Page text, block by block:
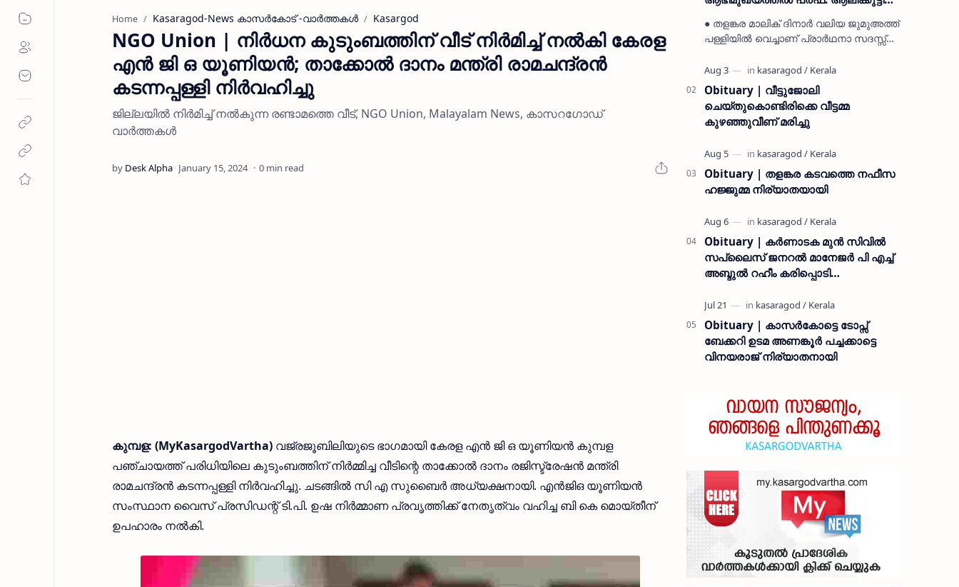
Home Kasaragod-News കാസർകോട് -വാർത്തകൾ Kasargod
NGO Union | നിർധന കുടുംബത്തിന് വീട് നിർമിച്ച് നൽകി കേരള
എൻ ജി ഒ യൂണിയൻ; താക്കോൽ ദാനം മന്ത്രി രാമചന്ദ്രൻ
കടന്നപ്പള്ളി നിർവഹിച്ചു
ജില്ലയിൽ നിർമിച്ച് നൽകുന്ന രണ്ടാമത്തെ വീട്, NGO Union, Malayalam News, കാസറഗോഡ്
വാർത്തകൾ
0 min read
കുമ്പള: (MyKasargodVartha) വജ്രജൂബിലിയുടെ ഭാഗമായി കേരള എൻ ജി ഒ യൂണിയൻ കുമ്പള
പഞ്ചായത്ത് പരിധിയിലെ കുടുംബത്തിന് നിർമ്മിച്ച വീടിന്റെ താക്കോൽ ദാനം രജിസ്ട്രേഷൻ മന്ത്രി
രാമചന്ദ്രൻ കടന്നപ്പള്ളി നിർവഹിച്ചു. ചടങ്ങിൽ സി എ സുബൈർ അധ്യക്ഷനായി. എൻജിഒ യൂണിയൻ
സംസ്ഥാന വൈസ് പ്രസിഡന്റ് ടി.പി. ഉഷ നിർമ്മാണ പ്രവൃത്തിക്ക് നേതൃത്വം വഹിച്ച ബി കെ മൊയ്തീന്
ഉപഹാരം നൽകി.
മുസ്ലിയാർ അനുസ്മരണം നടത്തി
● തളങ്കര മാലിക് ദിനാർ വലിയ ജുമുഅത്ത്
പള്ളിയിൽ വെച്ചാണ് പ്രാർഥനാ സദസ്സ്
ഉമർ മുസ്ലിയാർ പരിപാടിക്ക് നേതൃത്വം
നൽകി കാസ…
Obituary | വീട്ടുജോലി
ചെയ്തുകൊണ്ടിരിക്കെ വീട്ടമ്മ
കുഴഞ്ഞുവീണ് മരിച്ചു
Obituary | തളങ്കര കടവത്തെ നഫീസ
ഹജ്ജുമ്മ നിര്യാതയായി
Obituary | കർണാടക മുൻ സിവില്‍
സപ്ലൈസ് ജനറൽ മാനേജർ പി എച്ച്
അബ്ദുൽ റഹീം കരിപ്പൊടി
Obituary | കാസർകോട്ടെ ടോപ്സ്
ബേക്കറി ഉടമ അണങ്കൂർ പച്ചക്കാട്ടെ
വിനയരാജ് നിര്യാതനായി